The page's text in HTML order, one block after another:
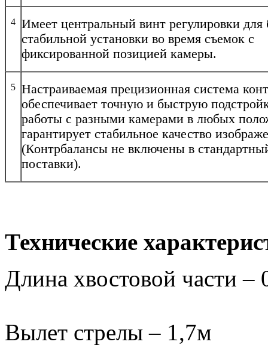
4 Имеет центральный винт регулировки для
стабильной установки во время съемок с
фиксированной позицией камеры.
5 Настраиваемая прецизионная система
обеспечивает точную и быструю
работы с разными камерами в любых
гарантирует стабильное качество
(Контрбалансы не включены в
поставки).
Технические
Длина хвостовой части –
Вылет стрелы – 1,7м